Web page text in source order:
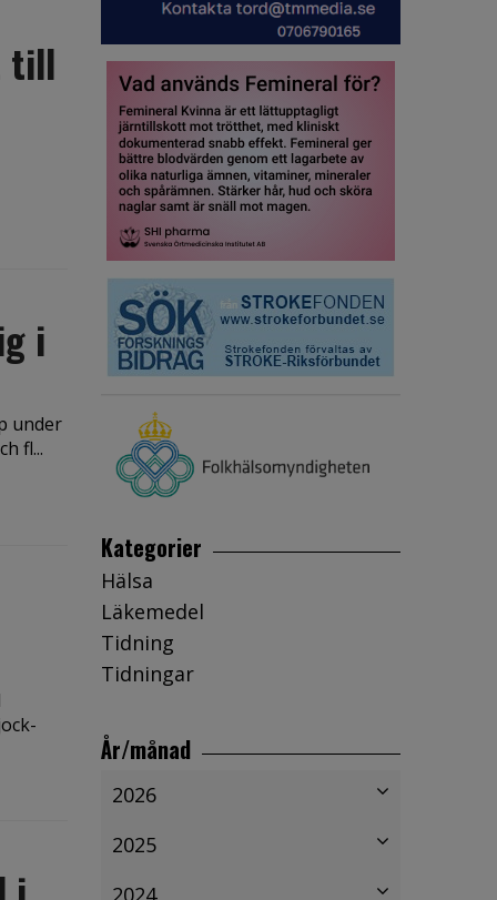
till
i
under
fl...
Kategorier
Hälsa
Läkemedel
Tidning
Tidningar
År/månad
2026
2025
2024